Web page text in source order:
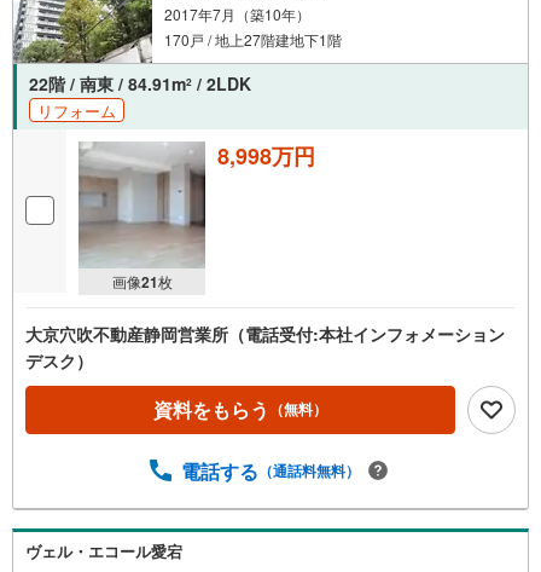
2017年7月（築10年）
170戸 / 地上27階建地下1階
22階 / 南東 / 84.91m2 / 2LDK
リフォーム
画像21枚
8,998万円
大京穴吹不動産静岡営業所（電話受付:本社インフォメーション
デスク）
資料をもらう （無料）
電話する （通話料無料）
ヴェル・エコール愛宕